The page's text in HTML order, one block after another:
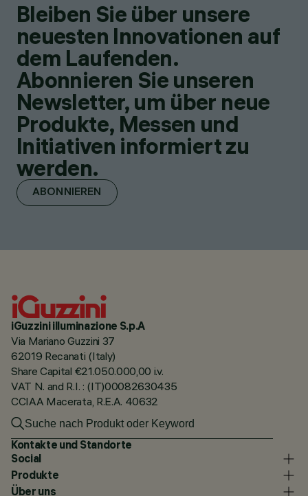
Bleiben Sie über unsere
neuesten Innovationen auf
dem Laufenden.
Abonnieren Sie unseren
Newsletter, um über neue
Produkte, Messen und
Initiativen informiert zu
werden.
ABONNIEREN
iGuzzini illuminazione S.p.A
Via Mariano Guzzini 37
62019 Recanati (Italy)
Share Capital €21.050.000,00 i.v.
VAT N. and R.I. : (IT)00082630435
CCIAA Macerata, R.E.A. 40632
Kontakte und Standorte
Social
Produkte
Über uns